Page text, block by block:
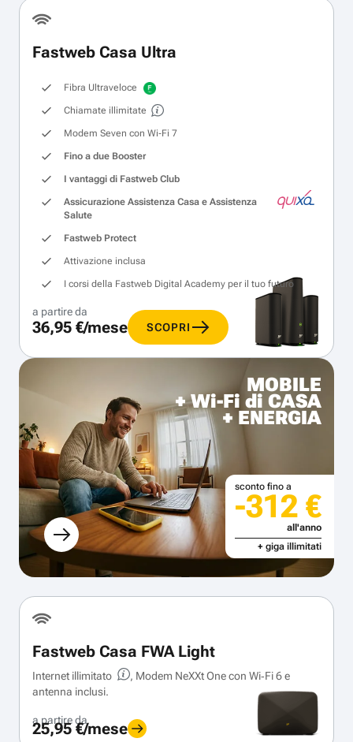
Fastweb Casa Ultra
Fibra Ultraveloce
Chiamate illimitate
Modem Seven con Wi‑Fi 7
Fino a due Booster
I vantaggi di Fastweb Club
Assicurazione Assistenza Casa e Assistenza
Salute
Fastweb Protect
Attivazione inclusa
I corsi della Fastweb Digital Academy per il tuo futuro
a partire da
36,95 €/mese SCOPRI
MOBILE
+ Wi-Fi di CASA
+ ENERGIA
sconto fino a
-312 €
all'anno
+ giga illimitati
Fastweb Casa FWA Light
Internet illimitato
, Modem NeXXt One con Wi‑Fi 6 e
antenna inclusi.
a partire da
25,95 €/mese